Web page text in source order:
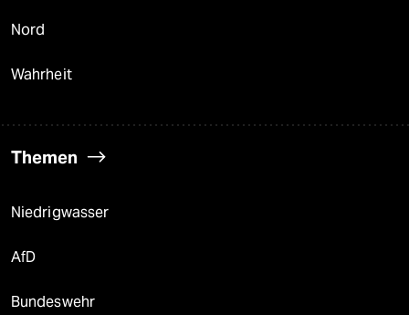
Nord
Wahrheit
Themen
Niedrigwasser
AfD
Bundeswehr